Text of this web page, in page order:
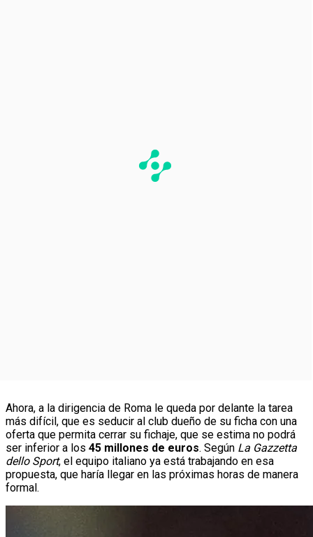
Ahora, a la dirigencia de Roma le queda por delante la tarea
más difícil, que es seducir al club dueño de su ficha con una
oferta que permita cerrar su fichaje, que se estima no podrá
ser inferior a los 45 millones de euros. Según La Gazzetta
dello Sport, el equipo italiano ya está trabajando en esa
propuesta, que haría llegar en las próximas horas de manera
formal.